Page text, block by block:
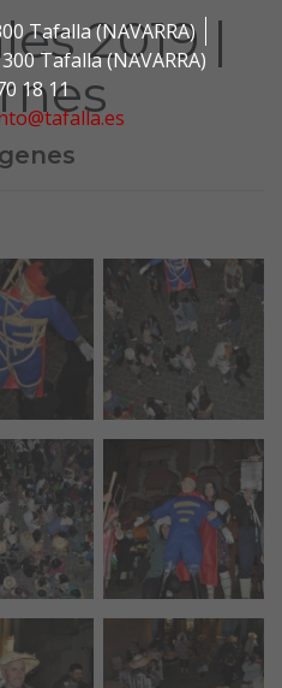
Tafalla (NAVARRA)
Tafalla (NAVARRA)
18 11
2019 |